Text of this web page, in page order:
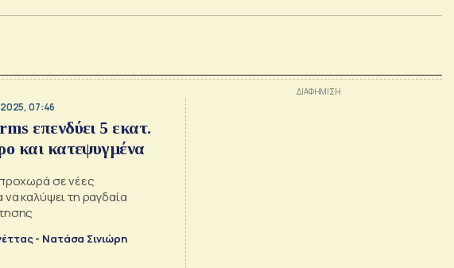
07:46
επενδύει 5 εκατ.
και κατεψυγμένα
σε νέες
να καλύψει τη ραγδαία
- Νατάσα Σινιώρη